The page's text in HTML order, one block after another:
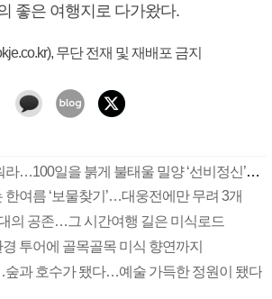
좋은 여행지로 다가왔다.
무단 전재 및 재배포 금지
폭염보다 더 뜨거워라…100일을 붉게 불태울 밀양 ‘선비정신’ 피었네
여름 ‘보물찾기’…대웅전에만 무려 3개
의 공존…그 시간여행 길은 미식로드
투어에 골목골목 미식 향연까지
과 호수가 됐다…예술 가득한 정원이 됐다